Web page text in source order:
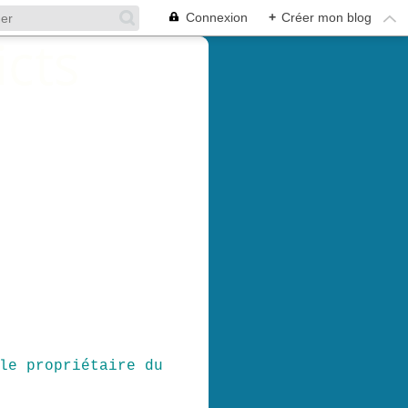
Connexion + Créer mon blog
propriétaire du